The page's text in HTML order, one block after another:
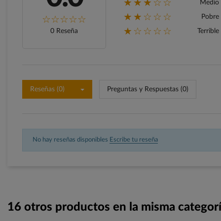
0 Reseña
★★★☆☆ Medio
★★☆☆☆ Pobre
★☆☆☆☆ Terrible
Reseñas (0) Preguntas y Respuestas (0)
No hay reseñas disponibles Escribe tu reseña
16 otros productos en la misma